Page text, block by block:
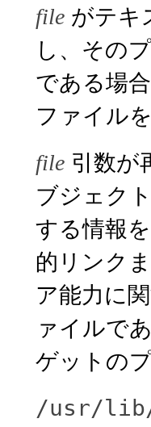
file がテキ
し、その
である場
ファイル
file 引数が
ブジェク
する情報
的リンク
ア能力に
ァイルで
ゲットの
/usr/